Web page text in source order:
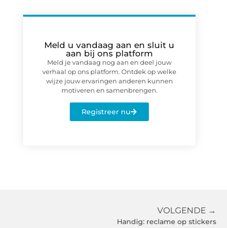
Meld u vandaag aan en sluit u
aan bij ons platform
Meld je vandaag nog aan en deel jouw
verhaal op ons platform. Ontdek op welke
wijze jouw ervaringen anderen kunnen
motiveren en samenbrengen.
Registreer nu
VOLGENDE →
Handig: reclame op stickers